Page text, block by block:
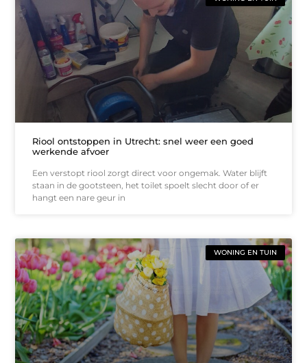
Riool ontstoppen in Utrecht: snel weer een goed
werkende afvoer
Een verstopt riool zorgt direct voor ongemak. Water blijft
staan in de gootsteen, het toilet spoelt slecht door of er
hangt een nare geur in
WONING EN TUIN